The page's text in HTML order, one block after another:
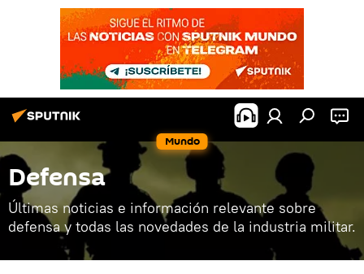
Mundo
Defensa
Últimas noticias e información relevante sobre
defensa y todas las novedades de la industria militar.